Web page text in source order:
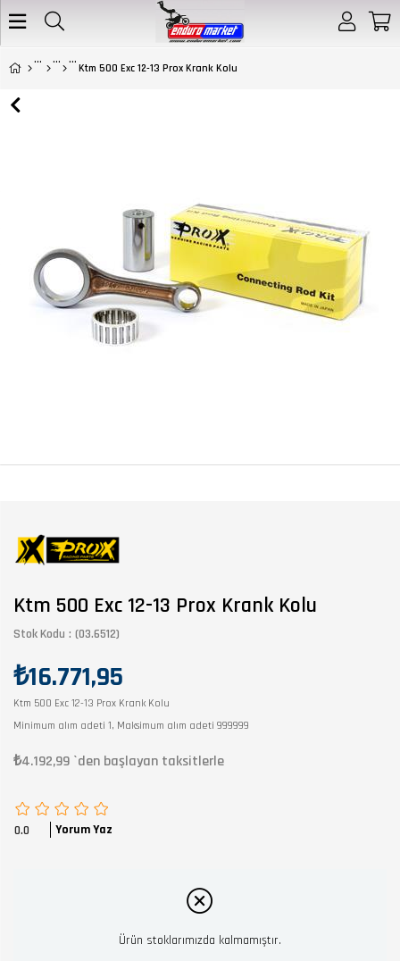
Ktm 500 Exc 12-13 Prox Krank Kolu
Ktm 500 Exc 12-13 Prox Krank Kolu
Stok Kodu (03.6512)
₺16.771,95
Ktm 500 Exc 12-13 Prox Krank Kolu
Minimum alım adeti 1, Maksimum alım adeti 999999
₺4.192,99 `den başlayan taksitlerle
0.0 Yorum Yaz
Ürün stoklarımızda kalmamıştır.